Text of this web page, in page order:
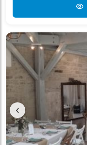
‹